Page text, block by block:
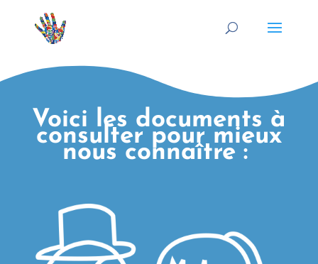
Voici les documents à
consulter pour mieux
nous connaître :